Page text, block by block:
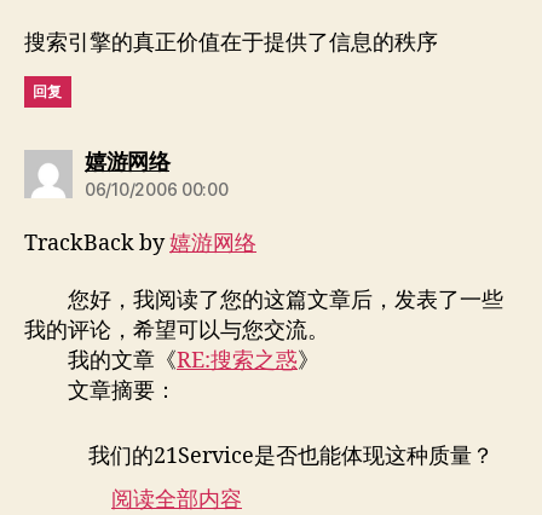
搜索引擎的真正价值在于提供了信息的秩序
回复
嬉游网络说：
06/10/2006 00:00
TrackBack by嬉游网络
您好，我阅读了您的这篇文章后，发表了一些
我的评论，希望可以与您交流。
我的文章《RE:搜索之惑》
文章摘要：
我们的21Service是否也能体现这种质量？
阅读全部内容